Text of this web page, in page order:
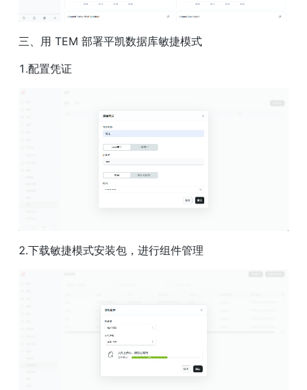
三、用 TEM 部署平凯数据库敏捷模式
1.配置凭证
2.下载敏捷模式安装包，进行组件管理